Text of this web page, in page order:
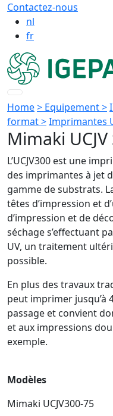
Contactez-nous
nl
fr
Home> Equipement >
format >Imprimantes
Mimaki
L’UCJV300 est une
des imprimantes à jet
gamme de substrats.
têtes d’impression et
d’impression et de
séchage s’effectuant
UV, un traitement
possible.
En plus des travaux
peut imprimer jusqu’à
passage et convient
et aux impressions
exemple.
Modèles
Mimaki UCJV300-75